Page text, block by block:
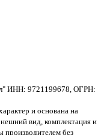
ИНН: 9721199678, ОГРН:
и основана на
вид, комплектация и
производителем без